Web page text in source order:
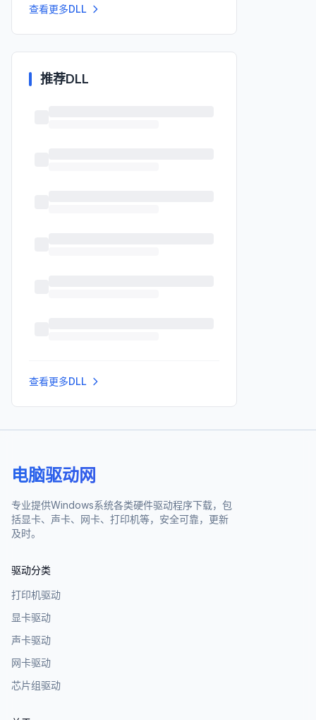
查看更多DLL
推荐DLL
查看更多DLL
电脑驱动网
专业提供Windows系统各类硬件驱动程序下载，包
括显卡、声卡、网卡、打印机等，安全可靠，更新
及时。
驱动分类
打印机驱动
显卡驱动
声卡驱动
网卡驱动
芯片组驱动